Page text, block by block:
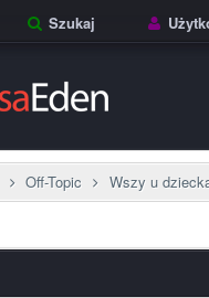
Szukaj
Off-Topic Wszy u